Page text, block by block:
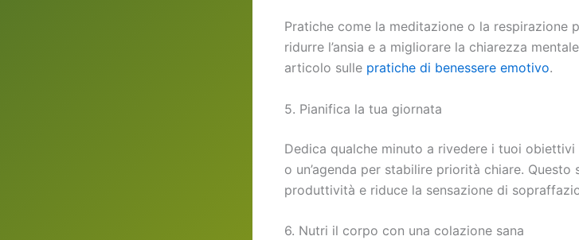
Pratiche come la meditazione o la respirazione
ridurre l’ansia e a migliorare la chiarezza
articolo sulle pratiche di benessere emotivo.
5. Pianifica la tua giornata
Dedica qualche minuto a rivedere i tuoi
o un’agenda per stabilire priorità chiare. Questo
produttività e riduce la sensazione di
6. Nutri il corpo con una colazione sana